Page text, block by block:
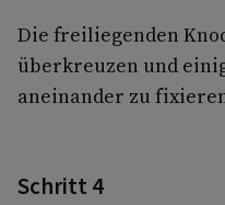
Die freiliegenden
überkreuzen und
aneinander zu
Schritt 4